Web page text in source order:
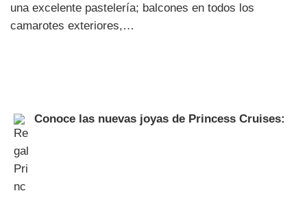
una excelente pastelería; balcones en todos los
camarotes exteriores,…
Conoce las nuevas joyas de Princess Cruises: